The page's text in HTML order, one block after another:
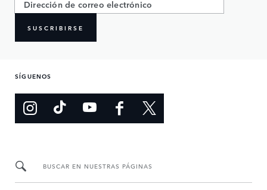
SUSCRIBIRSE
SÍGUENOS
BUSCAR EN NUESTRAS PÁGINAS